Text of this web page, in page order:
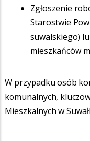
Zgłoszenie
Starostwie
suwalskiego)
mieszkańców
W przypadku osób
komunalnych,
Mieszkalnych w